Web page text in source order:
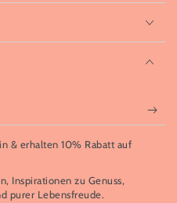
& erhalten 10% Rabatt auf
Inspirationen zu Genuss,
purer Lebensfreude.